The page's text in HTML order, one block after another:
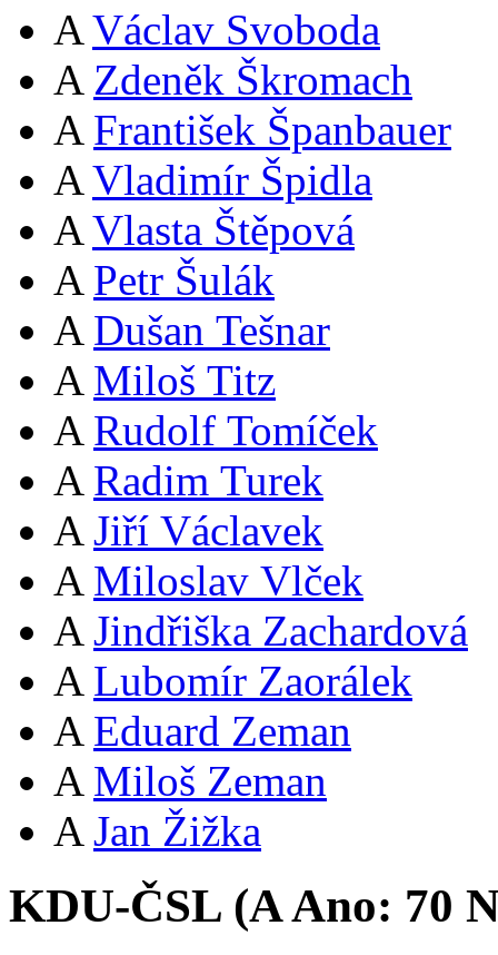
A Václav Svoboda
A Zdeněk Škromach
A František Španbauer
A Vladimír Špidla
A Vlasta Štěpová
A Petr Šulák
A Dušan Tešnar
A Miloš Titz
A Rudolf Tomíček
A Radim Turek
A Jiří Václavek
A Miloslav Vlček
A Jindřiška Zachardová
A Lubomír Zaorálek
A Eduard Zeman
A Miloš Zeman
A Jan Žižka
KDU-ČSL (AAno: 70